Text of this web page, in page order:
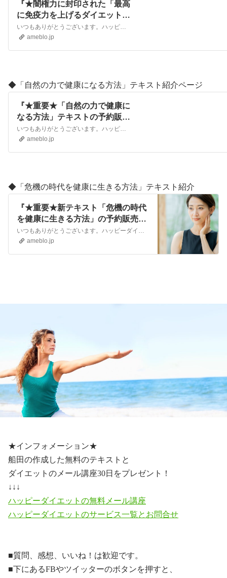
『★闇権力に封印された「最高
に免疫力を上げるダイエット
法」のテキストご紹介ペー
ジ！』
いつもありがとうございます。ハッピーダイエットライフの船田です。医療マフィアが利権のために、本当に効果がある健康法や治療法を隠して封印した150年。 しかし闇…
ameblo.jp
◆ 「自然の力で健康になる方法」テキスト紹介ページ
『★重要★「自然の力で健康に
なる方法」テキストの予約販売
ページご紹介！』
いつもありがとうございます。ハッピーダイエットライフの船田です。 新しいテキストを作成中です。タイトルは「自然の力で健康になる方法」の予定です。 闇権力の作っ…
ameblo.jp
◆「危機の時代を健康に生きる方法」テキスト紹介
『★重要★新テキスト「危機の時代
を健康に生きる方法」の予約販売を
開始します！』
いつもありがとうございます。ハッピーダイエットの船田です。 コロナのパンデミック詐欺の前と、それ以降の現代では、ハッキリ言って健康法が変わりました。 だから新…
ameblo.jp
★インフォメーション★
船田の作成した無料のテキストと
ダイエットのメール講座30日をプレゼント！
↓↓↓
ハッピーダイエットの無料メール講座
ハッピーダイエットのサービス一覧とお問合せ
■質問、感想、いいね！は歓迎です。
■下にあるFBやツイッターのボタンを押すと、